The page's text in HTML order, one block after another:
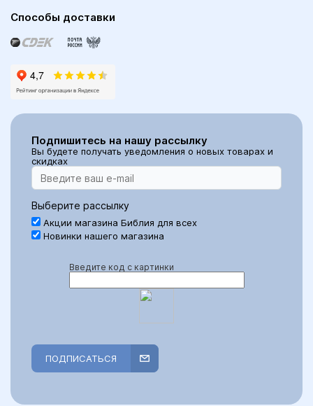
Способы доставки
Подпишитесь на нашу рассылку
Вы будете получать уведомления о новых товарах и
скидках
Выберите рассылку
Акции магазина Библия для всех
Новинки нашего магазина
Введите код с картинки
ПОДПИСАТЬСЯ